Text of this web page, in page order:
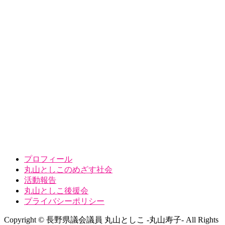
プロフィール
丸山としこのめざす社会
活動報告
丸山としこ後援会
プライバシーポリシー
Copyright © 長野県議会議員 丸山としこ -丸山寿子- All Rights